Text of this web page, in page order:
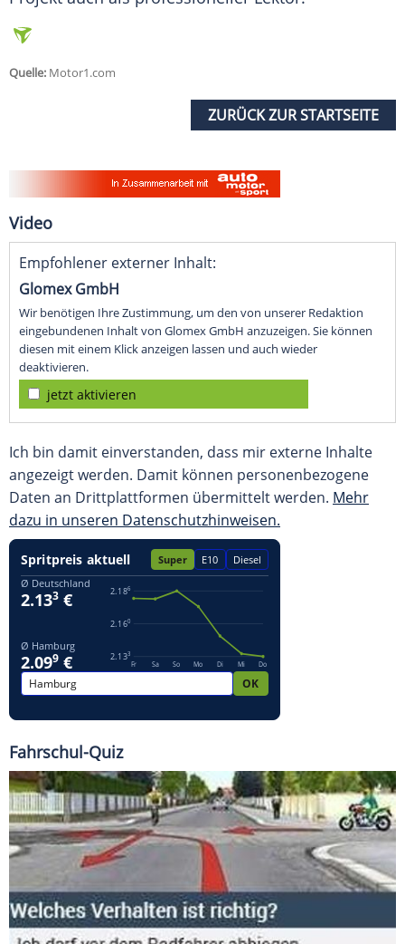
Quelle: Motor1.com
ZURÜCK ZUR STARTSEITE
Video
Empfohlener externer Inhalt:
Glomex GmbH
Wir benötigen Ihre Zustimmung, um den von unserer Redaktion
eingebundenen Inhalt von Glomex GmbH anzuzeigen. Sie können
diesen mit einem Klick anzeigen lassen und auch wieder
deaktivieren.
jetzt aktivieren
Ich bin damit einverstanden, dass mir externe Inhalte
angezeigt werden. Damit können personenbezogene
Daten an Drittplattformen übermittelt werden. Mehr
dazu in unseren Datenschutzhinweisen.
Fahrschul-Quiz